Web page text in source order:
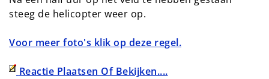
steeg de helicopter weer op.
Voor meer foto's klik op deze regel.
Reactie Plaatsen Of Bekijken....